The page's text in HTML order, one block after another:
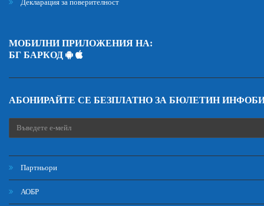
Декларация за поверителност
МОБИЛНИ ПРИЛОЖЕНИЯ НА:
БГ БАРКОД
АБОНИРАЙТЕ СЕ БЕЗПЛАТНО ЗА БЮЛЕТИН
Партньори
АОБР